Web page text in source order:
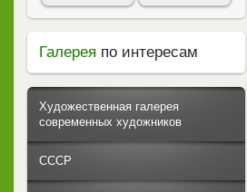
Галерея по интересам
Художественная галерея
современных художников
СССР